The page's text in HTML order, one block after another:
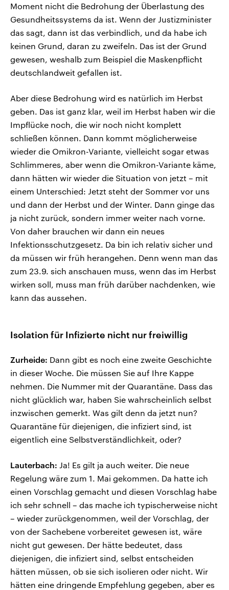
Moment nicht die Bedrohung der Überlastung des
Gesundheitssystems da ist. Wenn der Justizminister
das sagt, dann ist das verbindlich, und da habe ich
keinen Grund, daran zu zweifeln. Das ist der Grund
gewesen, weshalb zum Beispiel die Maskenpflicht
deutschlandweit gefallen ist.
Aber diese Bedrohung wird es natürlich im Herbst
geben. Das ist ganz klar, weil im Herbst haben wir die
Impflücke noch, die wir noch nicht komplett
schließen können. Dann kommt möglicherweise
wieder die Omikron-Variante, vielleicht sogar etwas
Schlimmeres, aber wenn die Omikron-Variante käme,
dann hätten wir wieder die Situation von jetzt – mit
einem Unterschied: Jetzt steht der Sommer vor uns
und dann der Herbst und der Winter. Dann ginge das
ja nicht zurück, sondern immer weiter nach vorne.
Von daher brauchen wir dann ein neues
Infektionsschutzgesetz. Da bin ich relativ sicher und
da müssen wir früh herangehen. Denn wenn man das
zum 23.9. sich anschauen muss, wenn das im Herbst
wirken soll, muss man früh darüber nachdenken, wie
kann das aussehen.
Isolation für Infizierte nicht nur freiwillig
Zurheide: Dann gibt es noch eine zweite Geschichte
in dieser Woche. Die müssen Sie auf Ihre Kappe
nehmen. Die Nummer mit der Quarantäne. Dass das
nicht glücklich war, haben Sie wahrscheinlich selbst
inzwischen gemerkt. Was gilt denn da jetzt nun?
Quarantäne für diejenigen, die infiziert sind, ist
eigentlich eine Selbstverständlichkeit, oder?
Lauterbach: Ja! Es gilt ja auch weiter. Die neue
Regelung wäre zum 1. Mai gekommen. Da hatte ich
einen Vorschlag gemacht und diesen Vorschlag habe
ich sehr schnell – das mache ich typischerweise nicht
– wieder zurückgenommen, weil der Vorschlag, der
von der Sachebene vorbereitet gewesen ist, wäre
nicht gut gewesen. Der hätte bedeutet, dass
diejenigen, die infiziert sind, selbst entscheiden
hätten müssen, ob sie sich isolieren oder nicht. Wir
hätten eine dringende Empfehlung gegeben, aber es